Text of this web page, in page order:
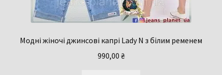
Модні жіночі джинсові капрі Lady N з білим ременем
990,00 ₴